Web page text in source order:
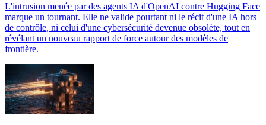
L'intrusion menée par des agents IA d'OpenAI contre Hugging Face
marque un tournant. Elle ne valide pourtant ni le récit d'une IA hors
de contrôle, ni celui d'une cybersécurité devenue obsolète, tout en
révélant un nouveau rapport de force autour des modèles de
frontière.